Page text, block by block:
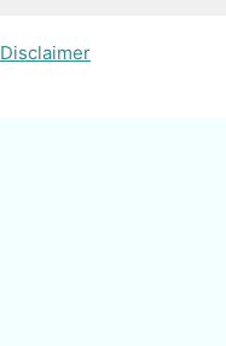
Disclaimer